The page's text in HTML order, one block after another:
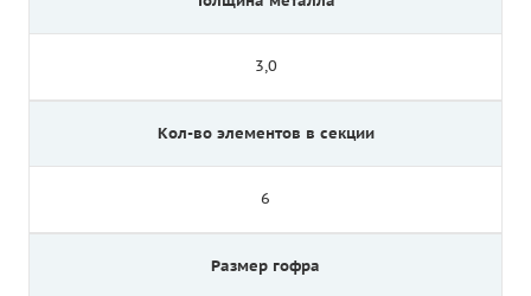
3,0
Кол-во элементов в секции
6
Размер гофра